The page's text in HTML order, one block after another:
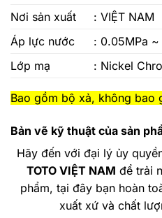
Nơi sản xuất
: VIỆT NAM
Áp lực nước
: 0.05MPa ~
Lớp mạ
: Nickel
Bao gồm bộ xả, không bao
Bản vẽ kỹ thuật của sản
Hãy đến với đại lý ủy
TOTO VIỆT NAM để trải
phẩm, tại đây bạn hoàn
xuất xứ và chất